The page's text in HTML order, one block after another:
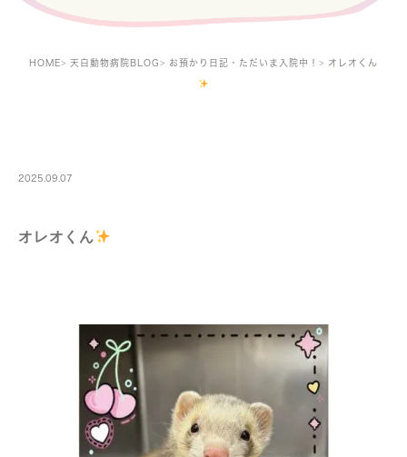
HOME 天白動物病院BLOG お預かり日記・ただいま入院中！ オレオくん
2025.09.07
オレオくん